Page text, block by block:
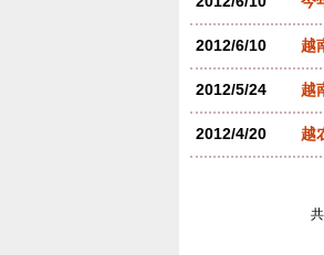
2012/6/10 越
2012/5/24 越
2012/4/20 越